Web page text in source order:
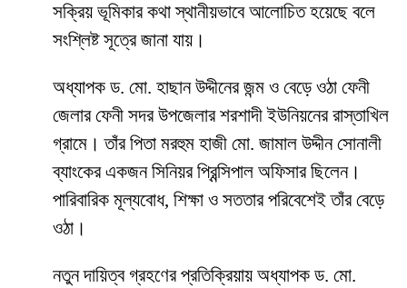
সক্রিয় ভূমিকার কথা স্থানীয়ভাবে আলোচিত হয়েছে বলে
সংশ্লিষ্ট সূত্রে জানা যায়।
অধ্যাপক ড. মো. হাছান উদ্দীনের জন্ম ও বেড়ে ওঠা ফেনী
জেলার ফেনী সদর উপজেলার শরশাদী ইউনিয়নের রাস্তাখিল
গ্রামে। তাঁর পিতা মরহুম হাজী মো. জামাল উদ্দীন সোনালী
ব্যাংকের একজন সিনিয়র প্রিন্সিপাল অফিসার ছিলেন।
পারিবারিক মূল্যবোধ, শিক্ষা ও সততার পরিবেশেই তাঁর বেড়ে
ওঠা।
নতুন দায়িত্ব গ্রহণের প্রতিক্রিয়ায় অধ্যাপক ড. মো.